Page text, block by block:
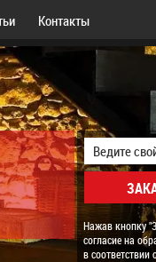
Контакты
Нажав кнопку
согласие на
в соответствии с